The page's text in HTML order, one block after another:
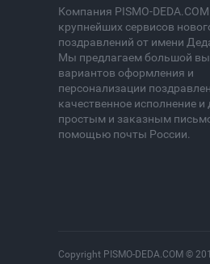
Компания PISMO-
крупнейших сервисов
поздравлений от имени
Мы предлагаем большой
вариантов оформления и
персонализации
качественное исполнение и
простым и заказным
помощью почты России.
Copyright PISMO-DEDA.COM ©